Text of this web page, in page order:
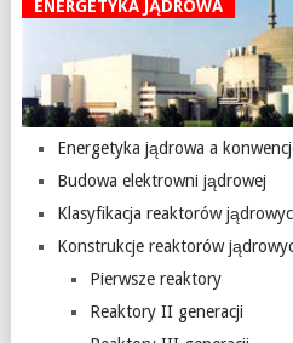
ENERGETYKA JĄDROWA
Energetyka jądrowa a
Budowa elektrowni jądrowej
Klasyfikacja reaktorów
Konstrukcje reaktorów
Pierwsze reaktory
Reaktory II generacji